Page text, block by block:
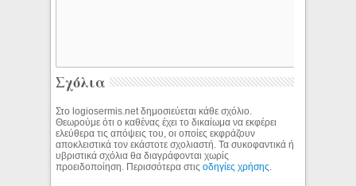
Σχόλια
Στο logiosermis.net δημοσιεύεται κάθε σχόλιο.
Θεωρούμε ότι ο καθένας έχει το δικαίωμα να εκφέρει
ελεύθερα τις απόψεις του, οι οποίες εκφράζουν
αποκλειστικά τον εκάστοτε σχολιαστή. Τα συκοφαντικά ή
υβριστικά σχόλια θα διαγράφονται χωρίς
προειδοποίηση. Περισσότερα στιςοδηγίες χρήσης.